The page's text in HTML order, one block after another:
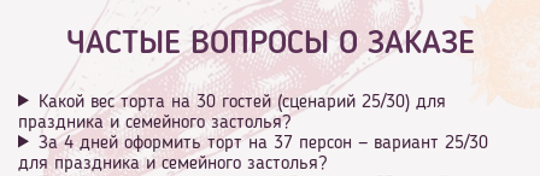
ЧАСТЫЕ ВОПРОСЫ О ЗАКАЗЕ
Какой вес торта на 30 гостей (сценарий 25/30) для
праздника и семейного застолья?
За 4 дней оформить торт на 37 персон — вариант 25/30
для праздника и семейного застолья?